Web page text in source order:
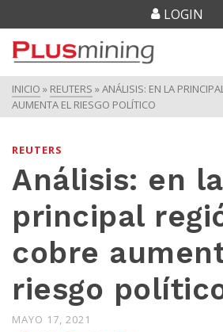
LOGIN
INICIO » REUTERS »ANÁLISIS: EN LA
AUMENTA EL RIESGO POLÍTICO
REUTERS
Análisis: en la
principal
cobre
riesgo
MAYO 17, 2021